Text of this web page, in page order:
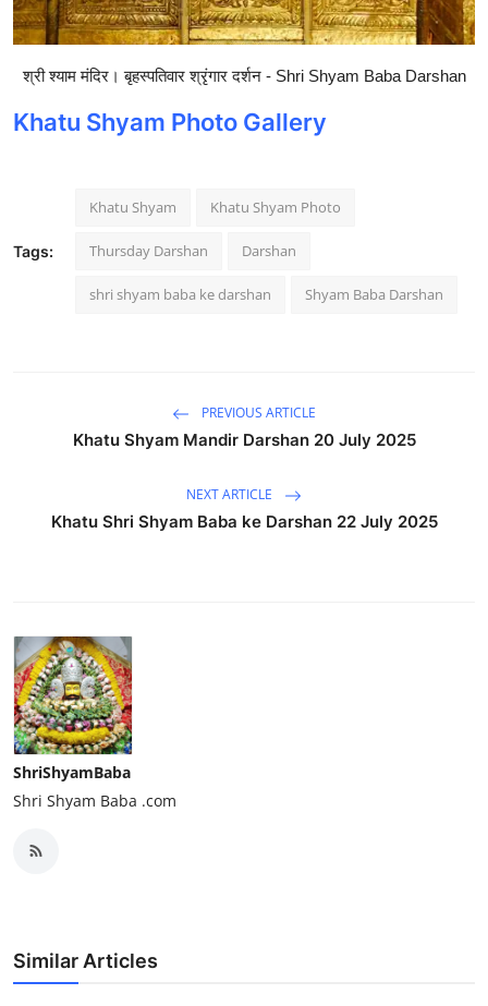
श्री श्याम मंदिर। बृहस्पतिवार श्रृंगार दर्शन - Shri Shyam Baba Darshan
Khatu Shyam Photo Gallery
Tags:
Khatu Shyam Khatu Shyam Photo
Thursday Darshan Darshan
shri shyam baba ke darshan Shyam Baba Darshan
PREVIOUS ARTICLE
Khatu Shyam Mandir Darshan 20 July 2025
NEXT ARTICLE
Khatu Shri Shyam Baba ke Darshan 22 July 2025
ShriShyamBaba
Shri Shyam Baba .com
Similar Articles